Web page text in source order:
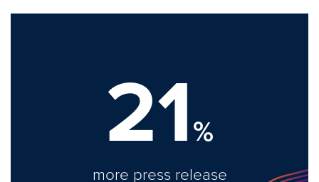
21%
more press release